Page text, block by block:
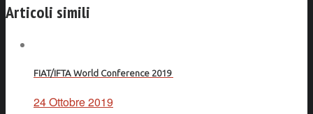
Articoli simili
FIAT/IFTA World Conference 2019
24 Ottobre 2019